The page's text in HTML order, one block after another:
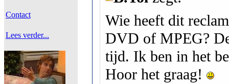
Contact
Lees verder...
Wie heeft dit
DVD of MPEG?
tijd. Ik ben in het
Hoor het graag!